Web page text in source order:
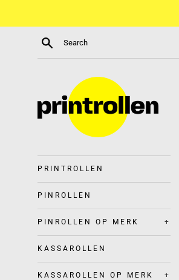
Search
PRINTROLLEN
PINROLLEN
PINROLLEN OP MERK +
KASSAROLLEN
KASSAROLLEN OP MERK +